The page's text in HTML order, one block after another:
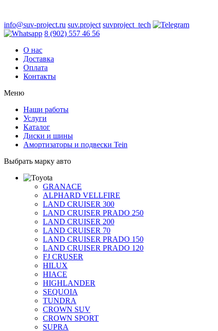
info@suv-project.ru suv.project suvproject_tech
8 (902) 557 46 56
О нас
Доставка
Оплата
Контакты
Меню
Наши работы
Услуги
Каталог
Диски и шины
Амортизаторы и подвески Tein
Выбрать марку авто
GRANACE
ALPHARD VELLFIRE
LAND CRUISER 300
LAND CRUISER PRADO 250
LAND CRUISER 200
LAND CRUISER 70
LAND CRUISER PRADO 150
LAND CRUISER PRADO 120
FJ CRUSER
HILUX
HIACE
HIGHLANDER
SEQUOIA
TUNDRA
CROWN SUV
CROWN SPORT
SUPRA